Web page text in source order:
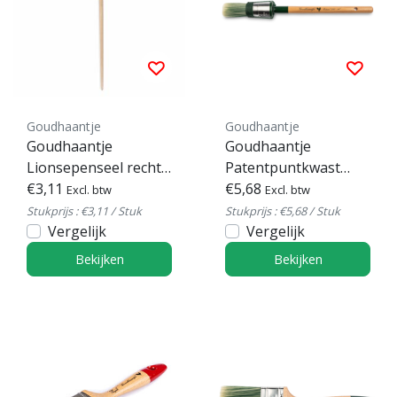
Goudhaantje
Goudhaantje
Lionsepenseel rechte
kwast Futura serie
788
€3,11 Excl. btw
Stukprijs : €3,11 / Stuk
Vergelijk
Bekijken
Goudhaantje
Goudhaantje
Patentpuntkwast
Futura serie 280
€5,68 Excl. btw
Stukprijs : €5,68 / Stuk
Vergelijk
Bekijken